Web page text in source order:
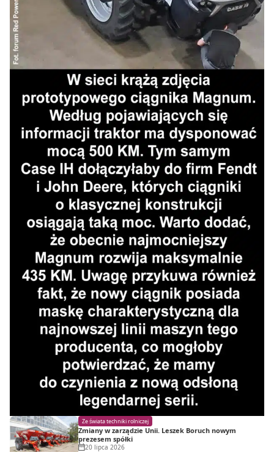
Ze świata techniki rolniczej
Zmiany w zarządzie Unii. Leszek Boruch nowym
prezesem spółki
20 lipca 2026